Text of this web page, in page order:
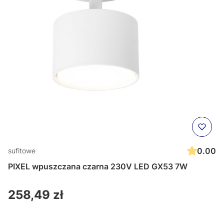
sufitowe
0.00
PIXEL wpuszczana czarna 230V LED GX53 7W
Cena
258,49 zł